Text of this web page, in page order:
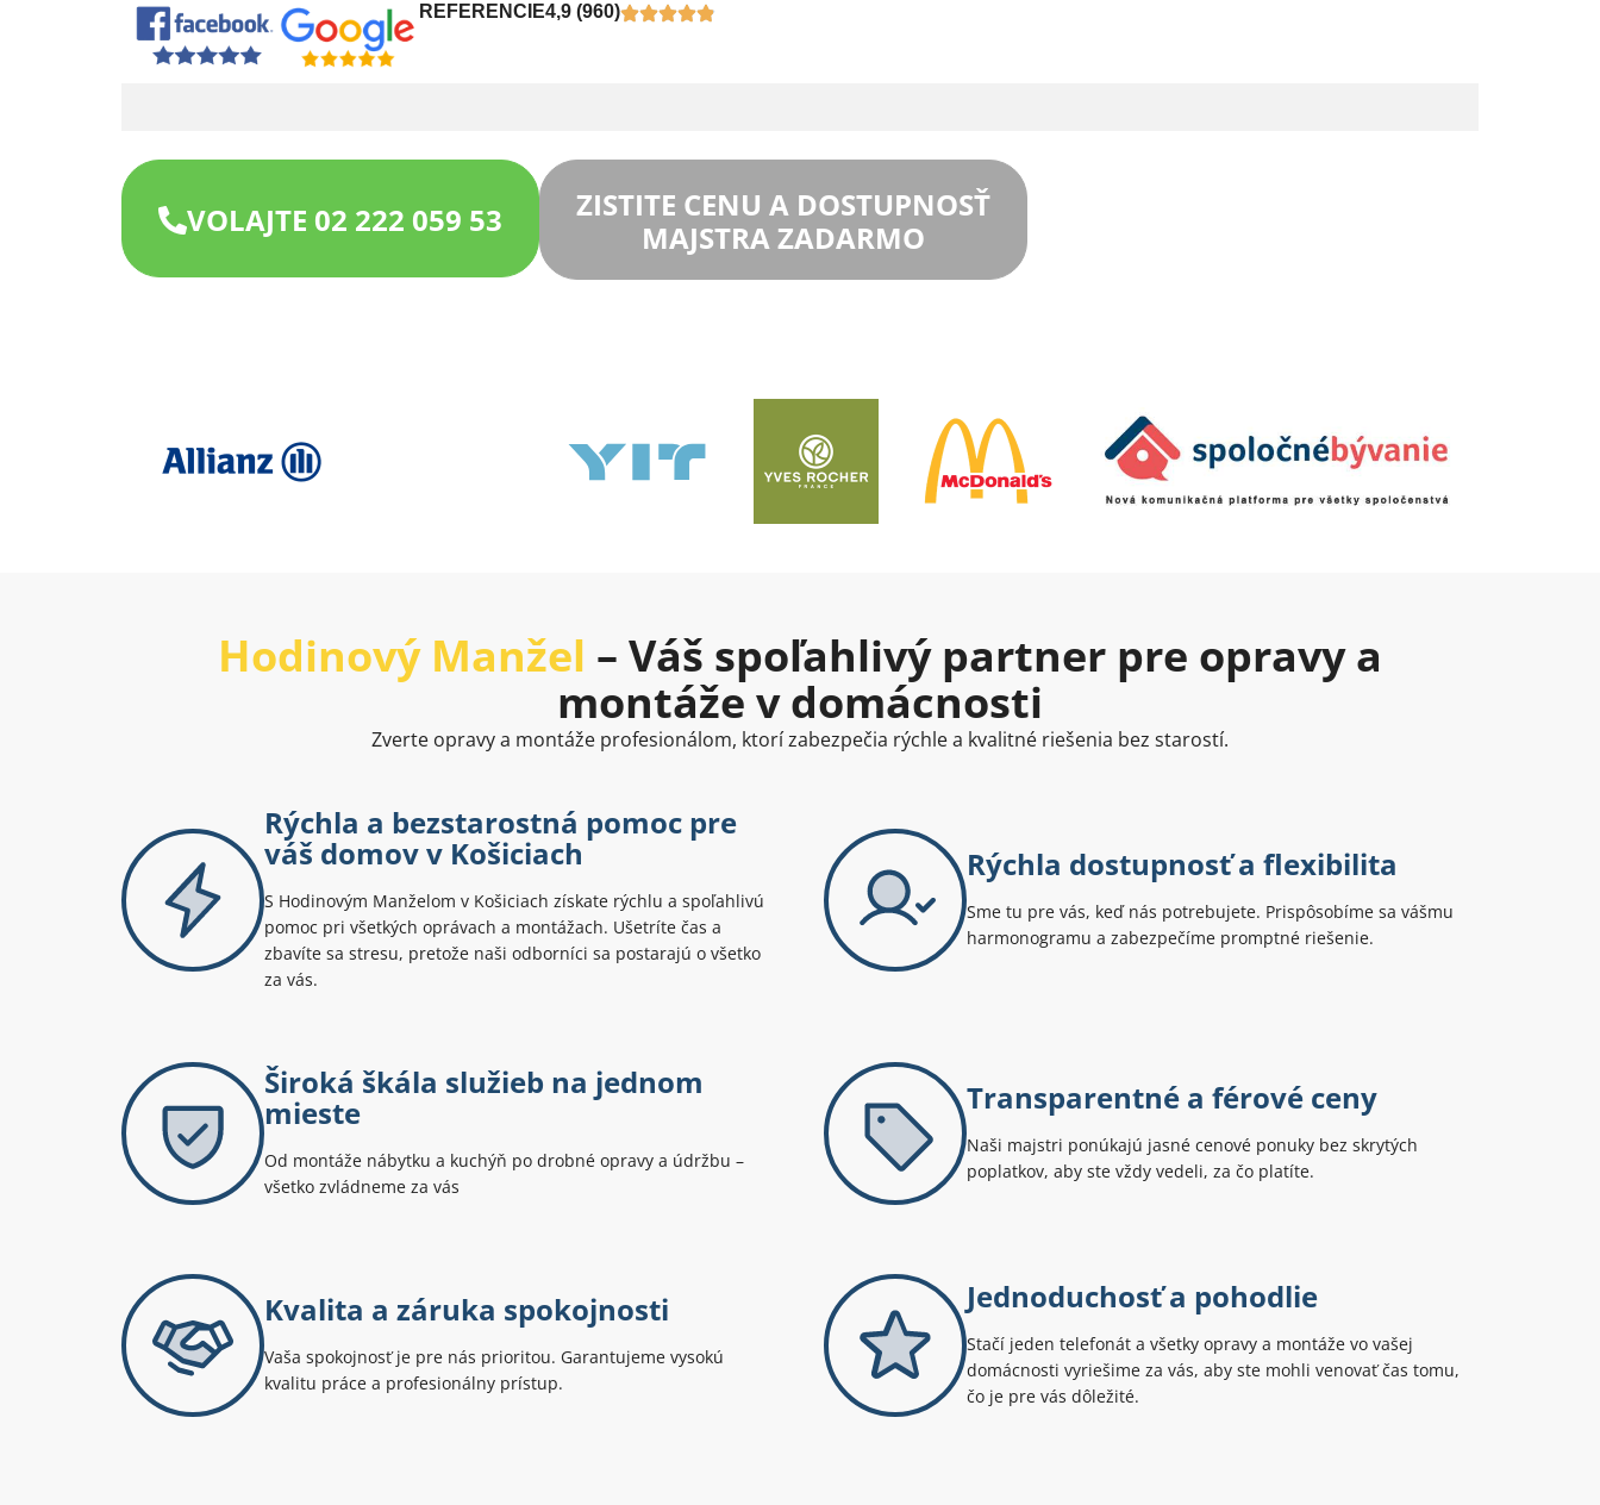
REFERENCIE4,9 (960)
VOLAJTE 02 222 059 53
ZISTITE CENU A DOSTUPNOSŤ
MAJSTRA ZADARMO
Hodinový Manžel – Váš spoľahlivý partner pre opravy a
montáže v domácnosti
Zverte opravy a montáže profesionálom, ktorí zabezpečia rýchle a kvalitné riešenia bez starostí.
Rýchla a bezstarostná pomoc pre
váš domov v Košiciach
S Hodinovým Manželom v Košiciach získate rýchlu a spoľahlivú
pomoc pri všetkých oprávach a montážach. Ušetríte čas a
zbavíte sa stresu, pretože naši odborníci sa postarajú o všetko
za vás.
Rýchla dostupnosť a flexibilita
Sme tu pre vás, keď nás potrebujete. Prispôsobíme sa vášmu
harmonogramu a zabezpečíme promptné riešenie.
Široká škála služieb na jednom
mieste
Od montáže nábytku a kuchýň po drobné opravy a údržbu –
všetko zvládneme za vás
Transparentné a férové ceny
Naši majstri ponúkajú jasné cenové ponuky bez skrytých
poplatkov, aby ste vždy vedeli, za čo platíte.
Kvalita a záruka spokojnosti
Vaša spokojnosť je pre nás prioritou. Garantujeme vysokú
kvalitu práce a profesionálny prístup.
Jednoduchosť a pohodlie
Stačí jeden telefonát a všetky opravy a montáže vo vašej
domácnosti vyriešime za vás, aby ste mohli venovať čas tomu,
čo je pre vás dôležité.